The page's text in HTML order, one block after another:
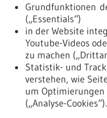
Wissenschaftler im
(DKFZ) zeigen mit
Anreicherung von
Krebssterblichkeit
Substitution in Form
https://
bw.de/fachbeitrag/
lebensmittel-
Grundfunktionen
(„Essentials“)
in der Website
Youtube-Videos
zu machen
Statistik- und
verstehen, wie
um Optimierungen
(„Analyse-Cookies“).